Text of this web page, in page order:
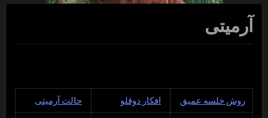
آرمیتی
روش خلسه عمیق افکار دوقلو حالت آرمیتی